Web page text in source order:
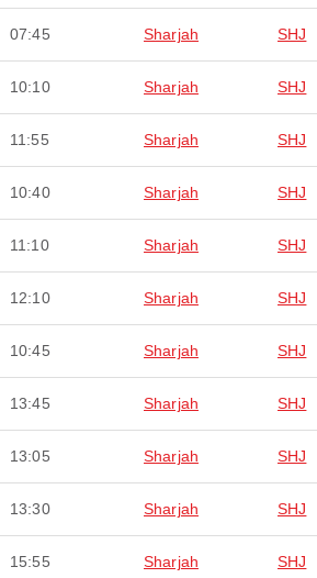
07:45 Sharjah SHJ
10:10 Sharjah SHJ
11:55 Sharjah SHJ
10:40 Sharjah SHJ
11:10 Sharjah SHJ
12:10 Sharjah SHJ
10:45 Sharjah SHJ
13:45 Sharjah SHJ
13:05 Sharjah SHJ
13:30 Sharjah SHJ
15:55 Sharjah SHJ